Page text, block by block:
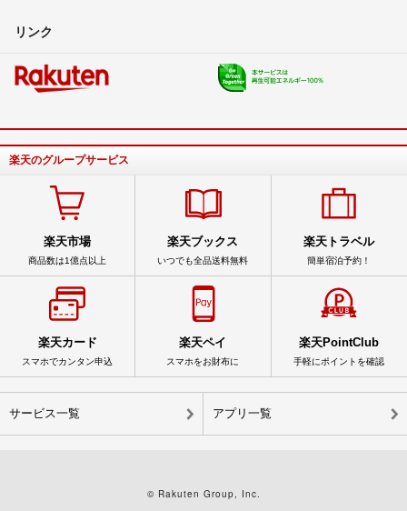
リンク
楽天のグループサービス
楽天市場
商品数は1億点以上
楽天ブックス
いつでも全品送料無料
楽天トラベル
簡単宿泊予約！
楽天カード
スマホでカンタン申込
楽天ペイ
スマホをお財布に
楽天PointClub
手軽にポイントを確認
サービス一覧 アプリ一覧
© Rakuten Group, Inc.